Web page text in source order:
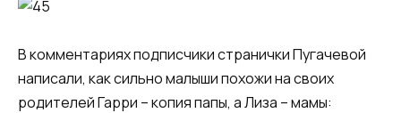
В комментариях подписчики странички Пугачевой
написали, как сильно малыши похожи на своих
родителей Гарри – копия папы, а Лиза – мамы: